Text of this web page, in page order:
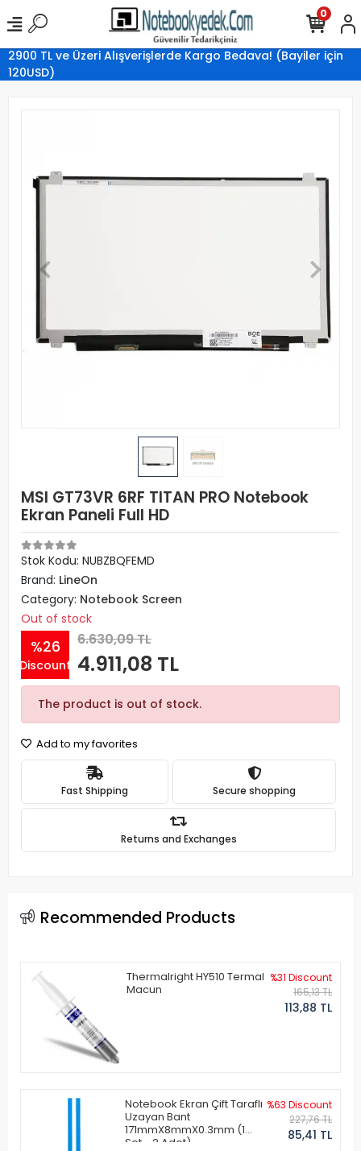
2900 TL ve Üzeri Alışverişlerde Kargo Bedava! (Bayiler için
120USD)
0
MSI GT73VR 6RF TITAN PRO Notebook
Ekran Paneli Full HD
Stok Kodu: NUBZBQFEMD
Brand: LineOn
Category: Notebook Screen
Out of stock
%26
Discount
6.630,09 TL
4.911,08 TL
The product is out of stock.
Add to my favorites
Fast Shipping Secure shopping
Returns and Exchanges
Recommended Products
Thermalright HY510 Termal
Macun
%31 Discount
165,13 TL
113,88 TL
Notebook Ekran Çift Taraflı
Uzayan Bant
171mmX8mmX0.3mm (1
Set - 2 Adet)
%63 Discount
227,76 TL
85,41 TL